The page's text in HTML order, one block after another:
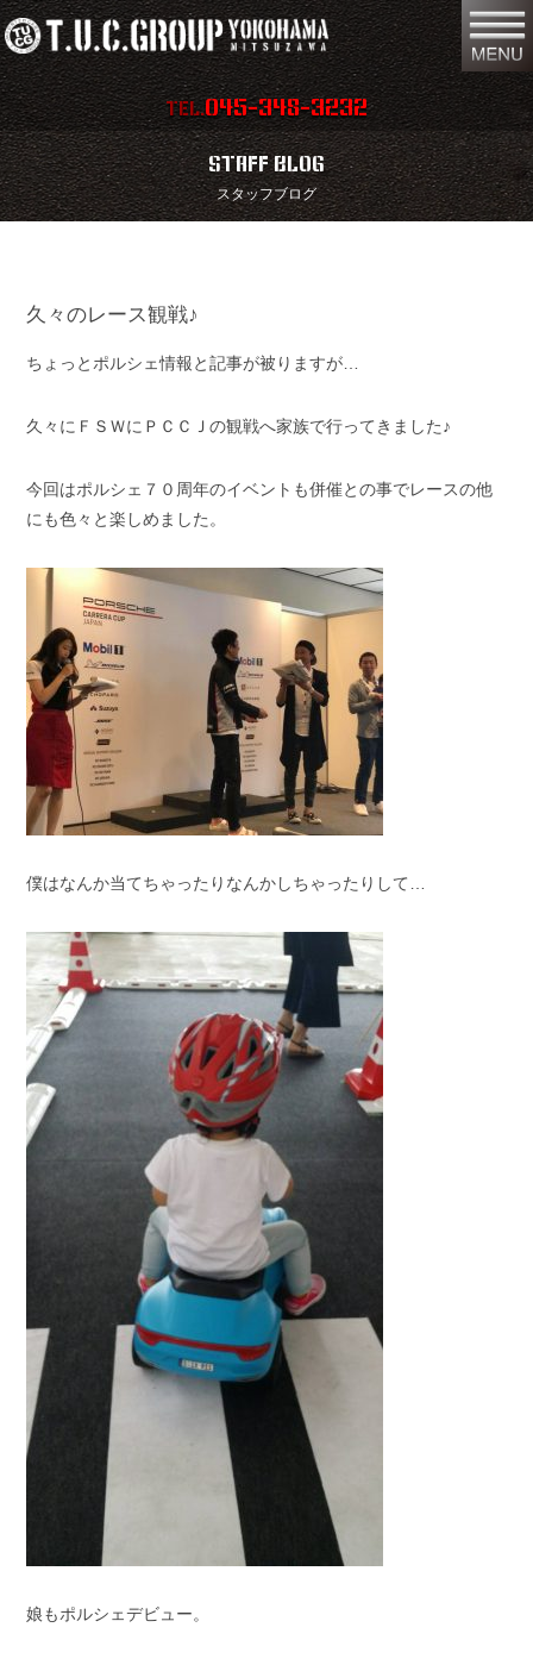
TEL.045-348-3232
在庫車両情報 店舗情報
保証内容 地図
スタッフ紹介
特別作業 注文販売
買取無料査定 パーツリスト
リクルート
スタッフブログ 納車情報
ホーム T.U.C.GROUP
STAFF BLOG
スタッフブログ
久々のレース観戦♪
ちょっとポルシェ情報と記事が被りますが…
久々にＦＳＷにＰＣＣＪの観戦へ家族で行ってきました♪
今回はポルシェ７０周年のイベントも併催との事でレースの他
にも色々と楽しめました。
僕はなんか当てちゃったりなんかしちゃったりして…
娘もポルシェデビュー。